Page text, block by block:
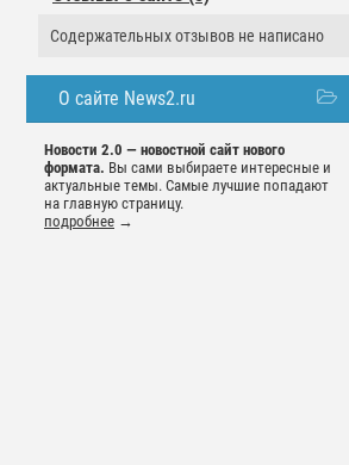
Содержательных отзывов не написано
О сайте News2.ru
Новости 2.0 — новостной сайт нового
формата. Вы сами выбираете интересные и
актуальные темы. Самые лучшие попадают
на главную страницу.
подробнее →